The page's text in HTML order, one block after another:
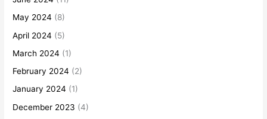
May 2024 (8)
April 2024 (5)
March 2024 (1)
February 2024 (2)
January 2024 (1)
December 2023 (4)